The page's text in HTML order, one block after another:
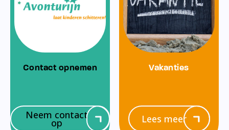
Contact opnemen
Neem contact
op
Vakanties
Lees meer